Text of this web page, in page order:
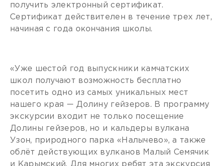
получить электронный сертификат.
Сертификат действителен в течение трех лет,
начиная с года окончания школы.
«Уже шестой год выпускники камчатских
школ получают возможность бесплатно
посетить одно из самых уникальных мест
нашего края — Долину гейзеров. В программу
экскурсии входит не только посещение
Долины гейзеров, но и кальдеры вулкана
Узон, природного парка «Налычево», а также
облёт действующих вулканов Малый Семячик
и Карымский. Для многих ребят эта экскурсия